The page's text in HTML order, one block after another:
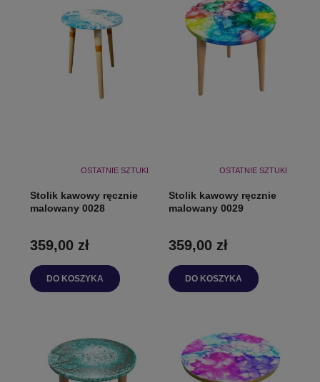
OSTATNIE SZTUKI
Stolik kawowy ręcznie
malowany 0028
359,00 zł
DO KOSZYKA
OSTATNIE SZTUKI
Stolik kawowy ręcznie
malowany 0029
359,00 zł
DO KOSZYKA